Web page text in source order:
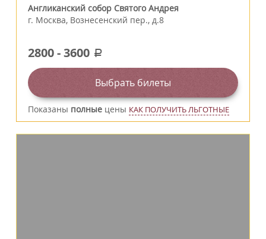
Англиканский собор Святого Андрея
г. Москва, Вознесенский пер., д.8
2800-3600 a
Выбрать билеты
Показаны полные цены КАК ПОЛУЧИТЬ ЛЬГОТНЫЕ